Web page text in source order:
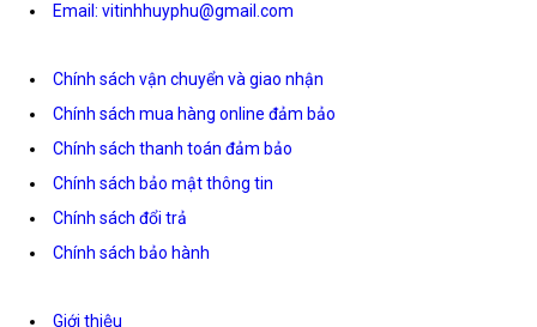
Email: vitinhhuyphu@gmail.com
Chính sách vận chuyển và giao nhận
Chính sách mua hàng online đảm bảo
Chính sách thanh toán đảm bảo
Chính sách bảo mật thông tin
Chính sách đổi trả
Chính sách bảo hành
Giới thiệu